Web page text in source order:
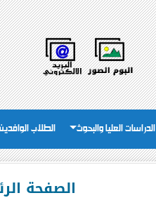
الدراسات العليا والبحوث الطلاب الوافدين
الصفحة